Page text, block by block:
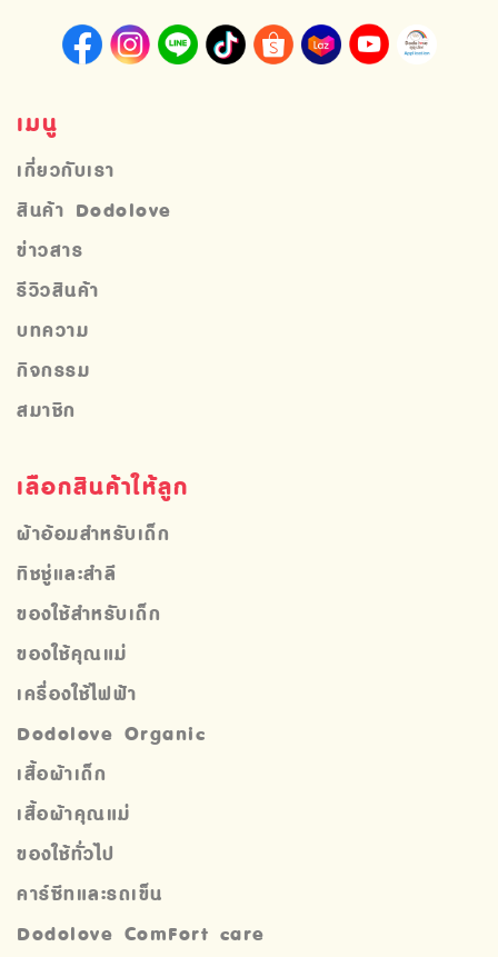
เมนู
เกี่ยวกับเรา
สินค้า Dodolove
ข่าวสาร
รีวิวสินค้า
บทความ
กิจกรรม
สมาชิก
เลือกสินค้าให้ลูก
ผ้าอ้อมสำหรับเด็ก
ทิชชู่และสำลี
ของใช้สำหรับเด็ก
ของใช้คุณแม่
เครื่องใช้ไฟฟ้า
Dodolove Organic
เสื้อผ้าเด็ก
เสื้อผ้าคุณแม่
ของใช้ทั่วไป
คาร์ซีทและรถเข็น
Dodolove ComFort care